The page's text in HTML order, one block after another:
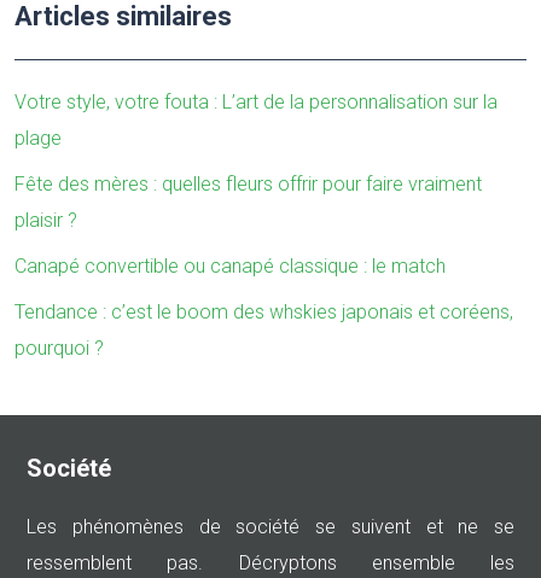
Articles similaires
Votre style, votre fouta : L’art de la personnalisation sur la
plage
Fête des mères : quelles fleurs offrir pour faire vraiment
plaisir ?
Canapé convertible ou canapé classique : le match
Tendance : c’est le boom des whskies japonais et coréens,
pourquoi ?
Société
Les phénomènes de société se suivent et ne se
ressemblent pas. Décryptons ensemble les